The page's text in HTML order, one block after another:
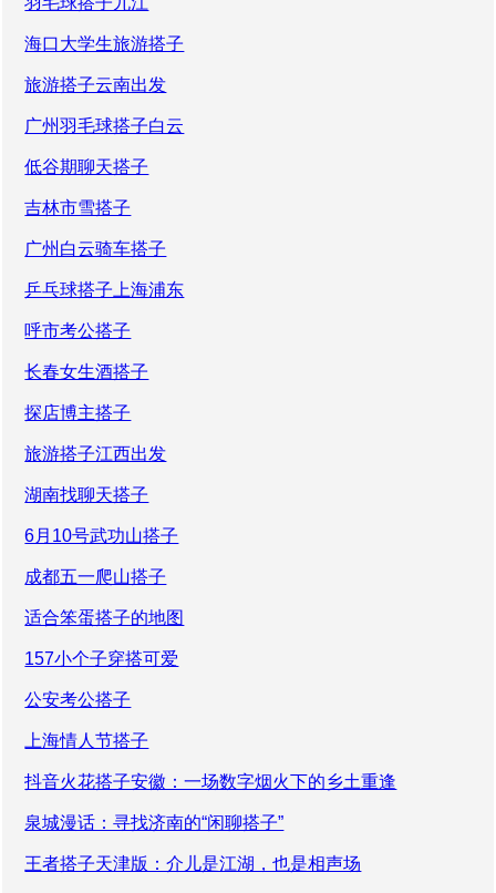
海口大学生旅游搭子
旅游搭子云南出发
广州羽毛球搭子白云
低谷期聊天搭子
吉林市雪搭子
广州白云骑车搭子
乒乓球搭子上海浦东
呼市考公搭子
长春女生酒搭子
探店博主搭子
旅游搭子江西出发
湖南找聊天搭子
6月10号武功山搭子
成都五一爬山搭子
适合笨蛋搭子的地图
157小个子穿搭可爱
公安考公搭子
上海情人节搭子
抖音火花搭子安徽：一场数字烟火下的乡土重逢
泉城漫话：寻找济南的“闲聊搭子”
王者搭子天津版：介儿是江湖，也是相声场